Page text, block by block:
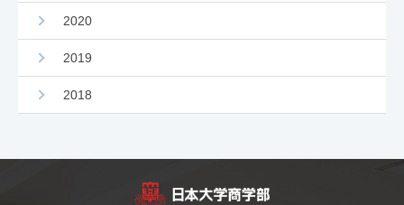
2020
2019
2018